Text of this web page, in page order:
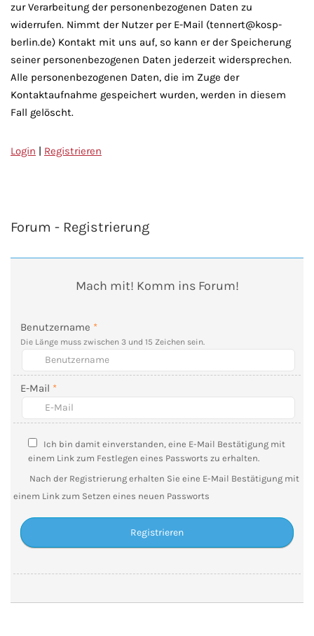
zur Verarbeitung der personenbezogenen Daten zu
widerrufen. Nimmt der Nutzer per E-Mail (tennert@kosp-
berlin.de) Kontakt mit uns auf, so kann er der Speicherung
seiner personenbezogenen Daten jederzeit widersprechen.
Alle personenbezogenen Daten, die im Zuge der
Kontaktaufnahme gespeichert wurden, werden in diesem
Fall gelöscht.
Login | Registrieren
Forum - Registrierung
Mach mit! Komm ins Forum!
Benutzername *
Die Länge muss zwischen 3 und 15 Zeichen sein.
E-Mail *
Ich bin damit einverstanden, eine E-Mail Bestätigung mit
einem Link zum Festlegen eines Passworts zu erhalten.
Nach der Registrierung erhalten Sie eine E-Mail Bestätigung mit
einem Link zum Setzen eines neuen Passworts